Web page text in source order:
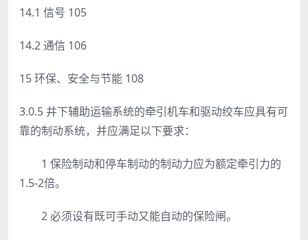
14.1 信号 105
14.2 通信 106
15 环保、安全与节能 108
3.0.5 井下辅助运输系统的牵引机车和驱动绞车应具有可
靠的制动系统，并应满足以下要求：
1 保险制动和停车制动的制动力应为额定牵引力的
1.5-2倍。
2 必须设有既可手动又能自动的保险闸。